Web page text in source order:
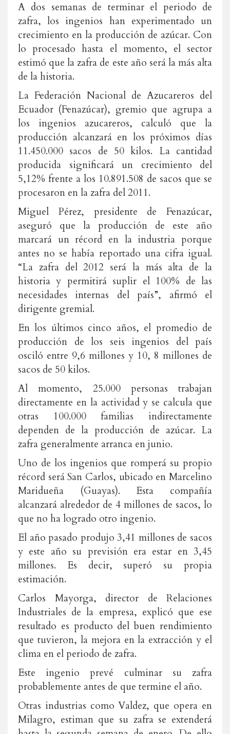
A dos semanas de terminar el periodo de
zafra, los ingenios han experimentado un
crecimiento en la producción de azúcar. Con
lo procesado hasta el momento, el sector
estimó que la zafra de este año será la más alta
de la historia.
La Federación Nacional de Azucareros del
Ecuador (Fenazúcar), gremio que agrupa a
los ingenios azucareros, calculó que la
producción alcanzará en los próximos días
11.450.000 sacos de 50 kilos. La cantidad
producida significará un crecimiento del
5,12% frente a los 10.891.508 de sacos que se
procesaron en la zafra del 2011.
Miguel Pérez, presidente de Fenazúcar,
aseguró que la producción de este año
marcará un récord en la industria porque
antes no se había reportado una cifra igual.
“La zafra del 2012 será la más alta de la
historia y permitirá suplir el 100% de las
necesidades internas del país”, afirmó el
dirigente gremial.
En los últimos cinco años, el promedio de
producción de los seis ingenios del país
osciló entre 9,6 millones y 10, 8 millones de
sacos de 50 kilos.
Al momento, 25.000 personas trabajan
directamente en la actividad y se calcula que
otras 100.000 familias indirectamente
dependen de la producción de azúcar. La
zafra generalmente arranca en junio.
Uno de los ingenios que romperá su propio
récord será San Carlos, ubicado en Marcelino
Maridueña (Guayas). Esta compañía
alcanzará alrededor de 4 millones de sacos, lo
que no ha logrado otro ingenio.
El año pasado produjo 3,41 millones de sacos
y este año su previsión era estar en 3,45
millones. Es decir, superó su propia
estimación.
Carlos Mayorga, director de Relaciones
Industriales de la empresa, explicó que ese
resultado es producto del buen rendimiento
que tuvieron, la mejora en la extracción y el
clima en el periodo de zafra.
Este ingenio prevé culminar su zafra
probablemente antes de que termine el año.
Otras industrias como Valdez, que opera en
Milagro, estiman que su zafra se extenderá